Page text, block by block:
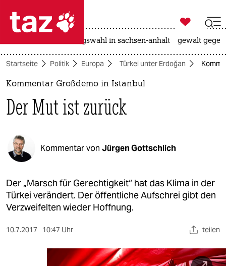
 taz zahl ich
taz zahl ich
politik
öko
gesellschaft
kultur
sport
berlin

taz zahl ich
landtagswahl in sachsen-anhalt gewalt
Startseite Politik Europa Türkei unter Erdoğan
Kommentar Großdemo in Istanbul
Der Mut ist zurück
Kommentar von Jürgen Gottschlich
Der „Marsch für Gerechtigkeit“ hat das Klima in der
Türkei verändert. Der öffentliche Aufschrei gibt den
Verzweifelten wieder Hoffnung.
10.7.2017 10:47 Uhr teilen